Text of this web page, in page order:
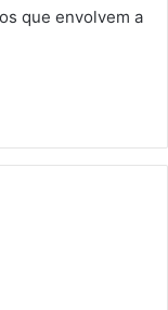
que envolvem a